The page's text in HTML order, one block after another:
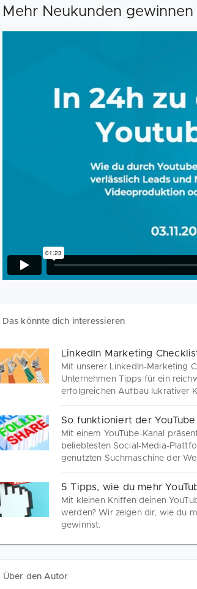
Mehr Neukunden
Das könnte dich interessieren
LinkedIn Marketing
Mit unserer LinkedIn-Marketing
Unternehmen Tipps für ein
erfolgreichen Aufbau lukrativer
So funktioniert der
Mit einem YouTube-Kanal
beliebtesten Social-Media-
genutzten Suchmaschine der
funktioniert, kannst du dieses
begeistern. So geht YouTube
5 Tipps, wie du mehr
Mit kleinen Kniffen deinen
werden? Wir zeigen dir, wie du
gewinnst.
Über den Autor